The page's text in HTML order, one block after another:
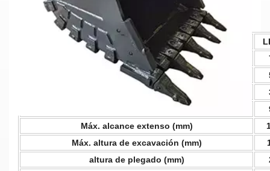
Materiales: Q355B y NM400
Parámetros principales
MODELO
longitud del auge (mm)
longitud del brazo (mm)
Peso (kg)
Profundidad máxima de excavación (mm)
Máx. alcance extenso (mm)
Máx. altura de excavación (mm)
altura de plegado (mm)